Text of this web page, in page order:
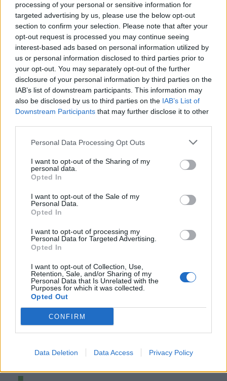
processing of your personal or sensitive information for
targeted advertising by us, please use the below opt-out
section to confirm your selection. Please note that after your
opt-out request is processed you may continue seeing
interest-based ads based on personal information utilized by
us or personal information disclosed to third parties prior to
your opt-out. You may separately opt-out of the further
disclosure of your personal information by third parties on the
IAB’s list of downstream participants. This information may
also be disclosed by us to third parties on the IAB’s List of
Downstream Participants that may further disclose it to other
Personal Data Processing Opt Outs
I want to opt-out of the Sharing of my
personal data.
Opted In
I want to opt-out of the Sale of my
Personal Data.
Opted In
I want to opt-out of processing my
Personal Data for Targeted Advertising.
Opted In
I want to opt-out of Collection, Use,
Retention, Sale, and/or Sharing of my
Personal Data that Is Unrelated with the
Purposes for which it was collected.
Opted Out
CONFIRM
Data Deletion Data Access Privacy Policy